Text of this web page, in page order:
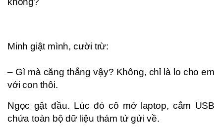
Minh giật mình, cười trừ:
– Gì mà căng thẳng vậy? Không, chỉ là lo cho em
với con thôi.
Ngọc gật đầu. Lúc đó cô mở laptop, cắm USB
chứa toàn bộ dữ liệu thám tử gửi về.